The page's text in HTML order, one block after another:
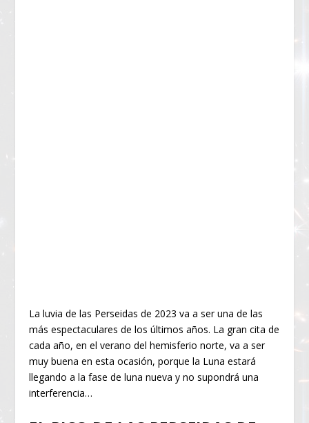
La luvia de las Perseidas de 2023 va a ser una de las
más espectaculares de los últimos años. La gran cita de
cada año, en el verano del hemisferio norte, va a ser
muy buena en esta ocasión, porque la Luna estará
llegando a la fase de luna nueva y no supondrá una
interferencia…